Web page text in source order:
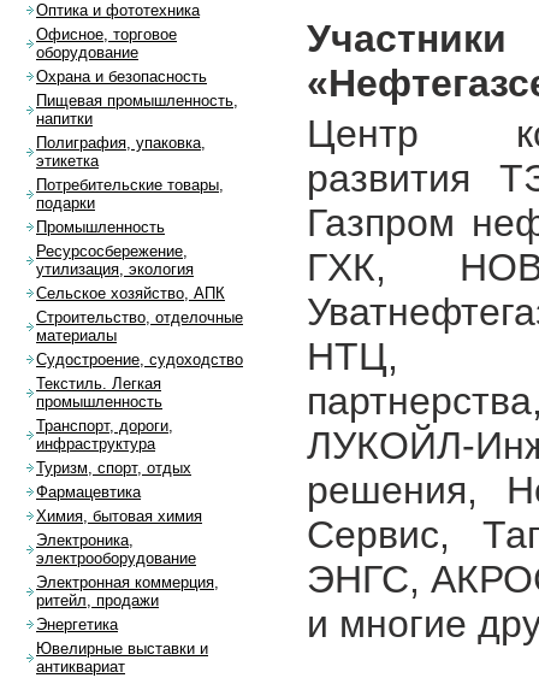
Центр
развития
Газпром
ГХК,
НТЦ,
ЛУКОЙЛ-
решения,
Сервис,
ЭНГС,
и многие
Оптика и фототехника
Офисное, торговое
оборудование
Охрана и безопасность
Пищевая промышленность,
напитки
Полиграфия, упаковка,
этикетка
Потребительские товары,
подарки
Промышленность
Ресурсосбережение,
утилизация, экология
Сельское хозяйство, АПК
Строительство, отделочные
материалы
Судостроение, судоходство
Текстиль. Легкая
промышленность
Транспорт, дороги,
инфраструктура
Туризм, спорт, отдых
Фармацевтика
Химия, бытовая химия
Электроника,
электрооборудование
Электронная коммерция,
ритейл, продажи
Энергетика
Ювелирные выставки и
антиквариат